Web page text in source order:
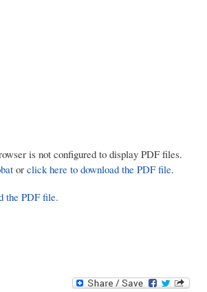
is not configured to display PDF files.
or click here to download the PDF file.
the PDF file.